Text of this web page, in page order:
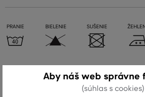
PRANIE BIELENIE SUŠENIE
Odporúčané
Aby náš web správne
(súhlas s cookies)